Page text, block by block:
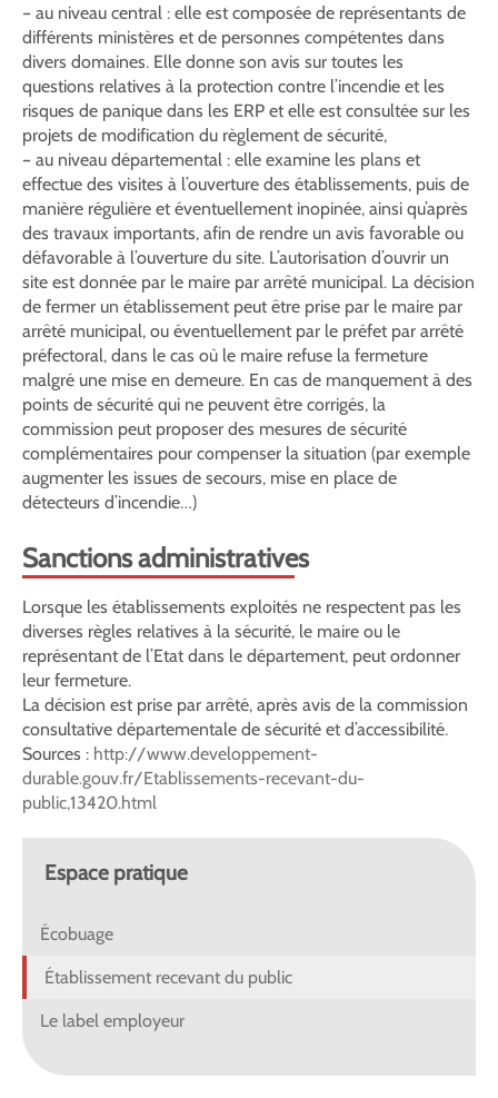
– au niveau central : elle est composée de représentants de
différents ministères et de personnes compétentes dans
divers domaines. Elle donne son avis sur toutes les
questions relatives à la protection contre l’incendie et les
risques de panique dans les ERP et elle est consultée sur les
projets de modification du règlement de sécurité,
– au niveau départemental : elle examine les plans et
effectue des visites à l’ouverture des établissements, puis de
manière régulière et éventuellement inopinée, ainsi qu’après
des travaux importants, afin de rendre un avis favorable ou
défavorable à l’ouverture du site. L’autorisation d’ouvrir un
site est donnée par le maire par arrêté municipal. La décision
de fermer un établissement peut être prise par le maire par
arrêté municipal, ou éventuellement par le préfet par arrêté
préfectoral, dans le cas où le maire refuse la fermeture
malgré une mise en demeure. En cas de manquement à des
points de sécurité qui ne peuvent être corrigés, la
commission peut proposer des mesures de sécurité
complémentaires pour compenser la situation (par exemple
augmenter les issues de secours, mise en place de
détecteurs d’incendie…)
Sanctions administratives
Lorsque les établissements exploités ne respectent pas les
diverses règles relatives à la sécurité, le maire ou le
représentant de l’Etat dans le département, peut ordonner
leur fermeture.
La décision est prise par arrêté, après avis de la commission
consultative départementale de sécurité et d’accessibilité.
Sources : http://www.developpement-
durable.gouv.fr/Etablissements-recevant-du-
public,13420.html
Espace pratique
Écobuage
Établissement recevant du public
Le label employeur